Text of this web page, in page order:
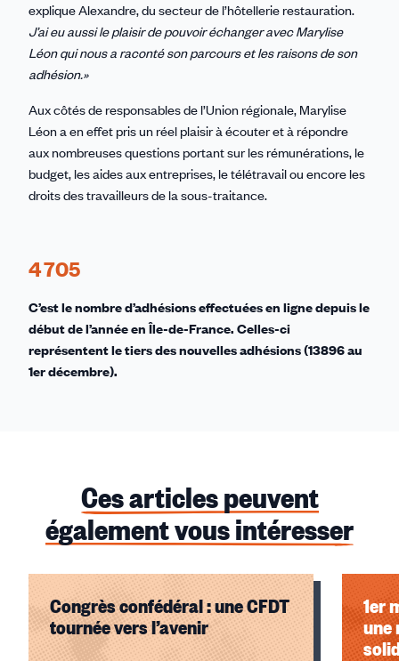
explique Alexandre, du secteur de l’hôtellerie restauration.
J’ai eu aussi le plaisir de pouvoir échanger avec Marylise
Léon qui nous a raconté son parcours et les raisons de son
adhésion.»
Aux côtés de responsables de l’Union régionale, Marylise
Léon a en effet pris un réel plaisir à écouter et à répondre
aux nombreuses questions portant sur les rémunérations, le
budget, les aides aux entreprises, le télétravail ou encore les
droits des travailleurs de la sous-traitance.
4 705
C’est le nombre d’adhésions effectuées en ligne depuis le
début de l’année en Île-de-France. Celles-ci
représentent le tiers des nouvelles adhésions (13896 au
1er décembre).
Ces articles peuvent
également vous intéresser
Congrès confédéral : une CFDT
tournée vers l’avenir
1er
une